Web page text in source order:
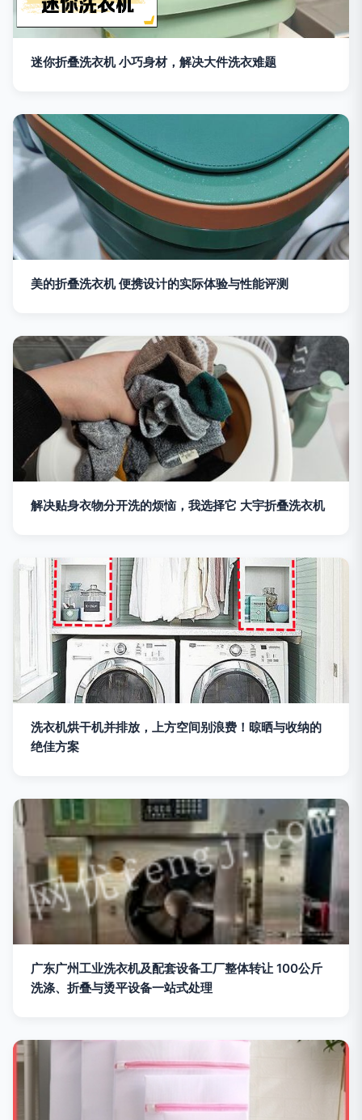
迷你折叠洗衣机 小巧身材，解决大件洗衣难题
美的折叠洗衣机 便携设计的实际体验与性能评测
解决贴身衣物分开洗的烦恼，我选择它 大宇折叠洗衣机
洗衣机烘干机并排放，上方空间别浪费！晾晒与收纳的
绝佳方案
广东广州工业洗衣机及配套设备工厂整体转让 100公斤
洗涤、折叠与烫平设备一站式处理